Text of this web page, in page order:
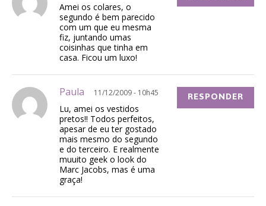
Amei os colares, o
segundo é bem parecido
com um que eu mesma
fiz, juntando umas
coisinhas que tinha em
casa. Ficou um luxo!
Paula 11/12/2009 - 10h45
Lu, amei os vestidos
pretos!! Todos perfeitos,
apesar de eu ter gostado
mais mesmo do segundo
e do terceiro. E realmente
muuito geek o look do
Marc Jacobs, mas é uma
graça!
RESPONDER